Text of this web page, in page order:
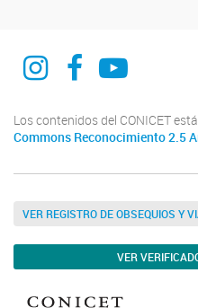
CURDIUR CONICET UNR
Los contenidos del CONICET
Commons Reconocimiento 2.5
VER REGISTRO DE OBSEQUIOS Y
VER